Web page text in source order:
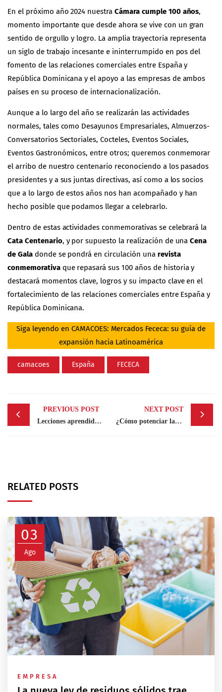
En el próximo año 2024 nuestraCámara cumple 100 años,
momento importante que desde ahora se vive con un gran
sentido de orgullo y logro. La amplia trayectoria representa
un siglo de trabajo incesante e ininterrumpido en pos del
fomento de las relaciones comerciales entre España y
República Dominicana y el apoyo a las empresas de ambos
países en su proceso de internacionalización.
Aunque a lo largo del año se realizarán las actividades
normales, tales como Desayunos Empresariales, Almuerzos-
Conversatorios Sectoriales, Cocteles, Eventos Sociales,
Eventos Gastronómicos, entre otros; queremos conmemorar
el arribo de nuestro centenario reconociendo a los pasados
presidentes y a sus juntas directivas, así como a los socios
que a lo largo de estos años nos han acompañado y han
hecho posible que podamos llegar a celebrarlo.
Dentro de estas actividades conmemorativas se celebrará la
Cata Centenario, y por supuesto la realización de unaCena
de Galadonde se pondrá en circulación una revista
conmemorativaque repasará sus 100 años de historia y
destacará momentos clave, logros y su impacto clave en el
fortalecimiento de las relaciones comerciales entre España y
República Dominicana.
Siga leyendo en CAMACOES: Mercados Fececa: su guía de
expansión hacia Latinoamérica
camacoes España FECECA
Post
navigation
PREVIOUS POST
Lecciones aprendidas del modelo de negocio de Shein
NEXT POST
¿Cómo potenciar la diversidad generacional en las empresas?
RELATED POSTS
03
Ago
EMPRESA